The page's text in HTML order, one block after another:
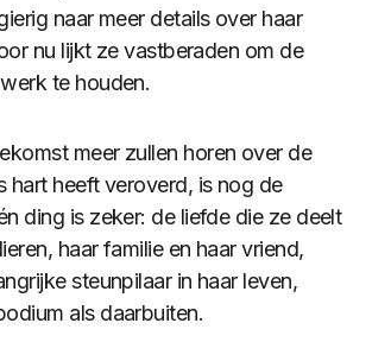
naar meer details over haar
nu lijkt ze vastberaden om de
te houden.
meer zullen horen over de
hart heeft veroverd, is nog de
ding is zeker: de liefde die ze deelt
haar familie en haar vriend,
steunpilaar in haar leven,
als daarbuiten.